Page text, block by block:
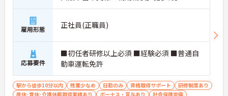
雇用形態 正社員(正職員)
応募要件
■初任者研修以上必須 ■経験必須 ■普通自
動車運転免許
駅から徒歩10分以内 残業少なめ 日勤のみ 資格取得サポート
研修制度あり
産休･育休･介護休暇取得実績あり
ボーナス・賞与あり
社会保険完備